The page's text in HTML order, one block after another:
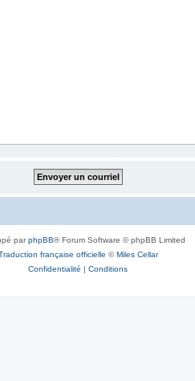
parphpBB® Forum Software © phpBB Limited
française officielle ©Miles Cellar
Confidentialité | Conditions